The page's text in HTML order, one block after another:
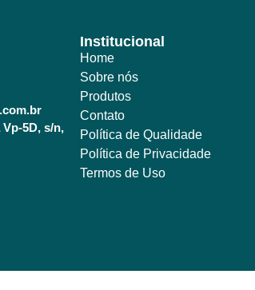
5D, s/n,
Institucional
Home
Sobre nós
Produtos
Contato
Política de Qualidade
Política de Privacidade
Termos de Uso